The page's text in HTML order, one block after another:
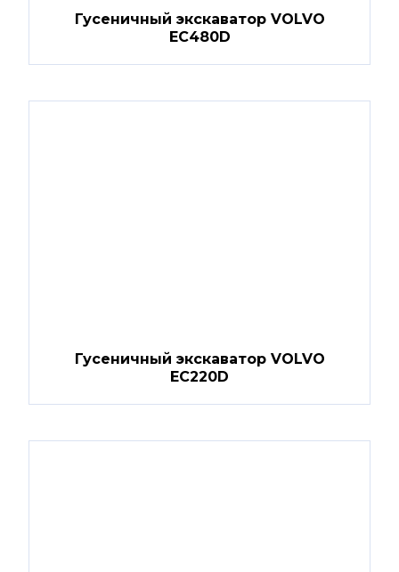
Гусеничный экскаватор VOLVO
EC480D
Гусеничный экскаватор VOLVO
EC220D